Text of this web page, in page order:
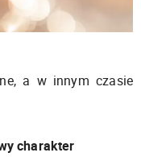
a w innym czasie
charakter